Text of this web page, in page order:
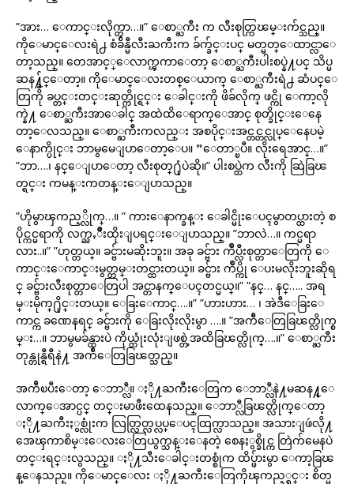
”အား… ေကာင္းလိုက္တာ…။” ေစာ္ႀကီး က လီးစုတ္ကြၽမ္းက်င္သည္။
ကိုေမာင္ေလးရဲ႕ စံခ်ိန္မီလီးႀကီးက ခ်က္ခ်င္းပင္ မတ္မတ္ေထာင္လာေ
တာ့သည္။ တေအာင့္ေလာက္ၾကာေတာ့ ေစာ္ႀကီးပါးစပ္နဲ႔ပင္ သိပ္မ
ဆန႔္ခ်င္ေတာ့။ ကိုေမာင္ေလးတစ္ေယာက္ ေစာ္ႀကီးရဲ႕ ဆံပင္ေ
တြကို ခပ္တင္းတင္းဆုတ္ကိုင္ရင္း ေခါင္းကို ဖိခ်လိုက္ ဖင္ကို ေကာ့လို
က္နဲ႔ ေစာ္ႀကီးအာေခါင္ အထဲထိေရာက္ေအာင္ စုတ္ခိုင္းေနေ
တာ့ေလသည္။ ေစာ္ႀကီးကလည္း အစပိုင္းအင္တင္တင္လုပ္ေနေပမဲ့
ေနာက္ပိုင္း ဘာမွမေျပာေတာ့ေပ။ ”ေတာ္ၿပီ။ လိုးရေအာင္…။”
”ဘာ….၊ နင္ေျပာေတာ့ လီးစုတ္႐ုံပဲဆို။” ပါးစပ္ထဲက လီးကို ဆြဲခြၽ
တ္ရင္း ကမန္းကတန္းေျပာသည္။
”ဟိုမွာၾကည့္လိုက္…။ ” ကားေနာက္ခန္း ေခါင္မိုးေပၚမွာတပ္ထားတဲ့ စ
ပိုင္ကင္မရာကို လက္ညႇိဳးထိုးျပရင္းေျပာသည္။ ”ဘာလဲ…။ ကင္မရာ
လား..။” ”ဟုတ္တယ္။ ခင္ဗ်ားမဆိုးဘူး။ အခု ခင္ဗ်ား က်ဳပ္လီးစုတ္တာေတြကို ေ
ကာင္းေကာင္းမွတ္တမ္းတင္ထားတယ္။ ခင္ဗ်ား က်ဳပ္ကို ေပးမလိုးဘူးဆိုရ
င္ ခင္ဗ်ားလီးစုတ္တာေတြပါ အင္တာနက္ေပၚတင္မယ္။” ”နင္… နင္….. အရ
မ္းမိုက္႐ိုင္းတယ္။ ေခြးေကာင္….။” ”ဟားဟား… ၊ အဲဒီေခြးေ
ကာင္က ခဏေနရင္ ခင္ဗ်ားကို ေခြးလိုးလိုးမွာ ….။ ”အက်ီေတြခြၽတ္လိုက္စ
မ္း…။ ဘာမွမခ်န္ထားပဲ ကိုယ္တုံးလုံးျဖစ္တဲ့အထိခြၽတ္လိုက္….။” ေစာ္ႀကီး
တုန္တုန္ရီရီနဲ႔ အက်ီေတြခြၽတ္သည္။
အက်ီၿပီးေတာ့ ေဘာ္လီ။ ႏို႔ႀကီးေတြက ေဘာ္လီနဲ႔မဆန႔္ေ
လာက္ေအာင္ပင္ တင္းမာဖီးထေနသည္။ ေဘာ္လီခြၽတ္လိုက္ေတာ့
ႏို႔ႀကီးႏွစ္လုံးက လြတ္လြတ္လပ္လပ္ေပၚထြက္လာသည္။ အသားျဖဴလို႔
အေၾကာစိမ္းေလးေတြယွက္သန္းေနတဲ့ စေနႏွစ္ခိုင္က တြဲက်မေနပဲ
တင္းရင္းလွသည္။ ႏို႔သီးေခါင္းတစ္စုံက ထိပ္ဖ်ားမွာ ေကာ့ခြၽ
န္ေနသည္။ ကိုေမာင္ေလး ႏို႔ႀကီးေတြကိုၾကည့္ရင္း စိတ္မ